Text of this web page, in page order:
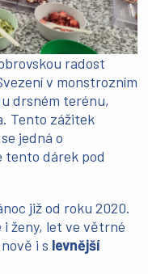
radost
v monstrozním
drsném terénu,
Tento zážitek
jedná o
tento dárek pod
již od roku 2020.
ženy, let ve větrné
i s levnější